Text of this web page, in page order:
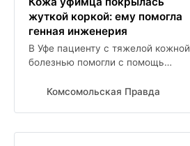
жуткой коркой: ему помогла
генная инженерия
В Уфе пациенту с тяжелой кожной
болезнью помогли с помощь
Комсомольская Правда